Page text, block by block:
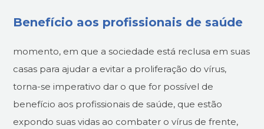
Benefício aos profissionais de saúde
momento, em que a sociedade está reclusa em suas
casas para ajudar a evitar a proliferação do vírus,
torna-se imperativo dar o que for possível de
benefício aos profissionais de saúde, que estão
expondo suas vidas ao combater o vírus de frente,